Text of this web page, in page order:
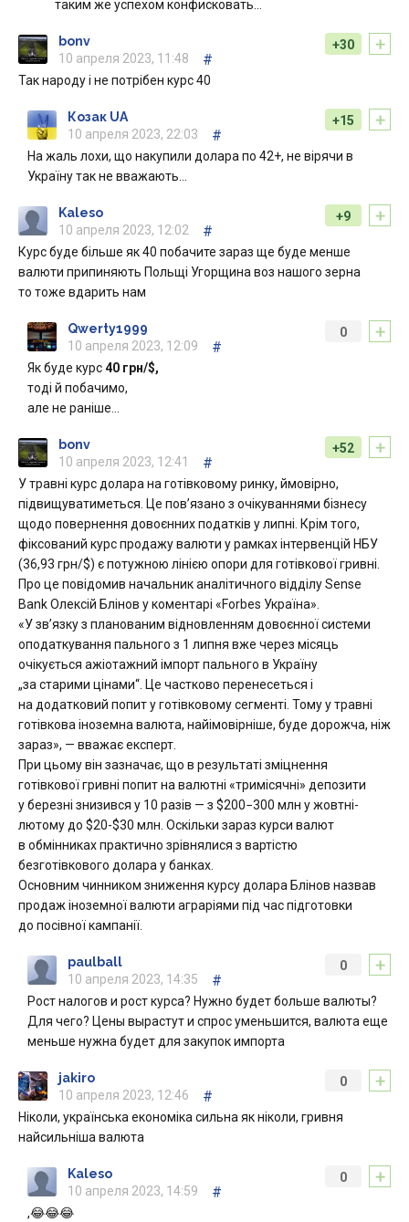
таким же успехом конфисковать…
+
+30
bonv
10 апреля 2023, 11:48
#
Так народу і не потрібен курс 40
+
+15
Козак UA
10 апреля 2023, 22:03
#
На жаль лохи, що накупили долара по 42+, не вірячи в
Україну так не вважають…
+
+9
Kaleso
10 апреля 2023, 12:02
#
Курс буде більше як 40 побачите зараз ще буде менше
валюти припиняють Польщі Угорщина воз нашого зерна
то тоже вдарить нам
+
0
Qwerty1999
10 апреля 2023, 12:09
#
Як буде курс40 грн/$,
тоді й побачимо,
але не раніше…
+
+52
bonv
10 апреля 2023, 12:41
#
У травні курс долара на готівковому ринку, ймовірно,
підвищуватиметься. Це пов’язано з очікуваннями бізнесу
щодо повернення довоєнних податків у липні. Крім того,
фіксований курс продажу валюти у рамках інтервенцій НБУ
(36,93 грн/$) є потужною лінією опори для готівкової гривні.
Про це повідомив начальник аналітичного відділу Sense
Bank Олексій Блінов у коментарі «Forbes Україна».
«У зв’язку з планованим відновленням довоєнної системи
оподаткування пального з 1 липня вже через місяць
очікується ажіотажний імпорт пального в Україну
„за старими цінами“. Це частково перенесеться і
на додатковий попит у готівковому сегменті. Тому у травні
готівкова іноземна валюта, найімовірніше, буде дорожча, ніж
зараз», — вважає експерт.
При цьому він зазначає, що в результаті зміцнення
готівкової гривні попит на валютні «тримісячні» депозити
у березні знизився у 10 разів — з $200−300 млн у жовтні-
лютому до $20-$30 млн. Оскільки зараз курси валют
в обмінниках практично зрівнялися з вартістю
безготівкового долара у банках.
Основним чинником зниження курсу долара Блінов назвав
продаж іноземної валюти аграріями під час підготовки
до посівної кампанії.
+
0
paulball
10 апреля 2023, 14:35
#
Рост налогов и рост курса? Нужно будет больше валюты?
Для чего? Цены вырастут и спрос уменьшится, валюта еще
меньше нужна будет для закупок импорта
+
0
jakiro
10 апреля 2023, 12:46
#
Ніколи, українська економіка сильна як ніколи, гривня
найсильніша валюта
+
0
Kaleso
10 апреля 2023, 14:59
#
,😂😂😂